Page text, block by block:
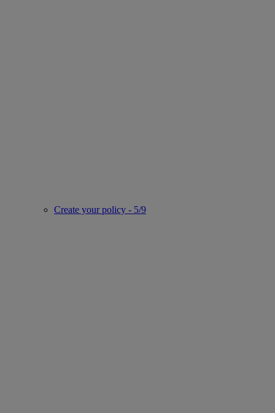
Create your policy - 5/9